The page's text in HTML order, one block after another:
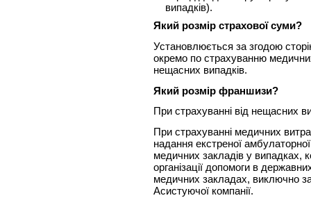
випадків).
Який розмір страхової суми?
Установлюється за згодою
окремо по страхуванню
нещасних випадків.
Який розмір франшизи?
При страхуванні від нещасних
При страхуванні медичних
надання екстреної
медичних закладів у випадках,
організації допомоги в
медичних закладах, виключно
Асистуючої компанії.